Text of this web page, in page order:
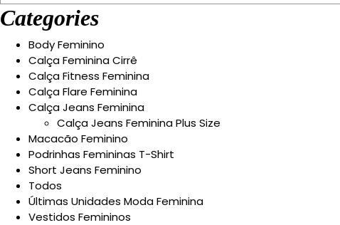
Categories
Body Feminino
Calça Feminina Cirrê
Calça Fitness Feminina
Calça Flare Feminina
Calça Jeans Feminina
Calça Jeans Feminina Plus Size
Macacão Feminino
Podrinhas Femininas T-Shirt
Short Jeans Feminino
Todos
Últimas Unidades Moda Feminina
Vestidos Femininos